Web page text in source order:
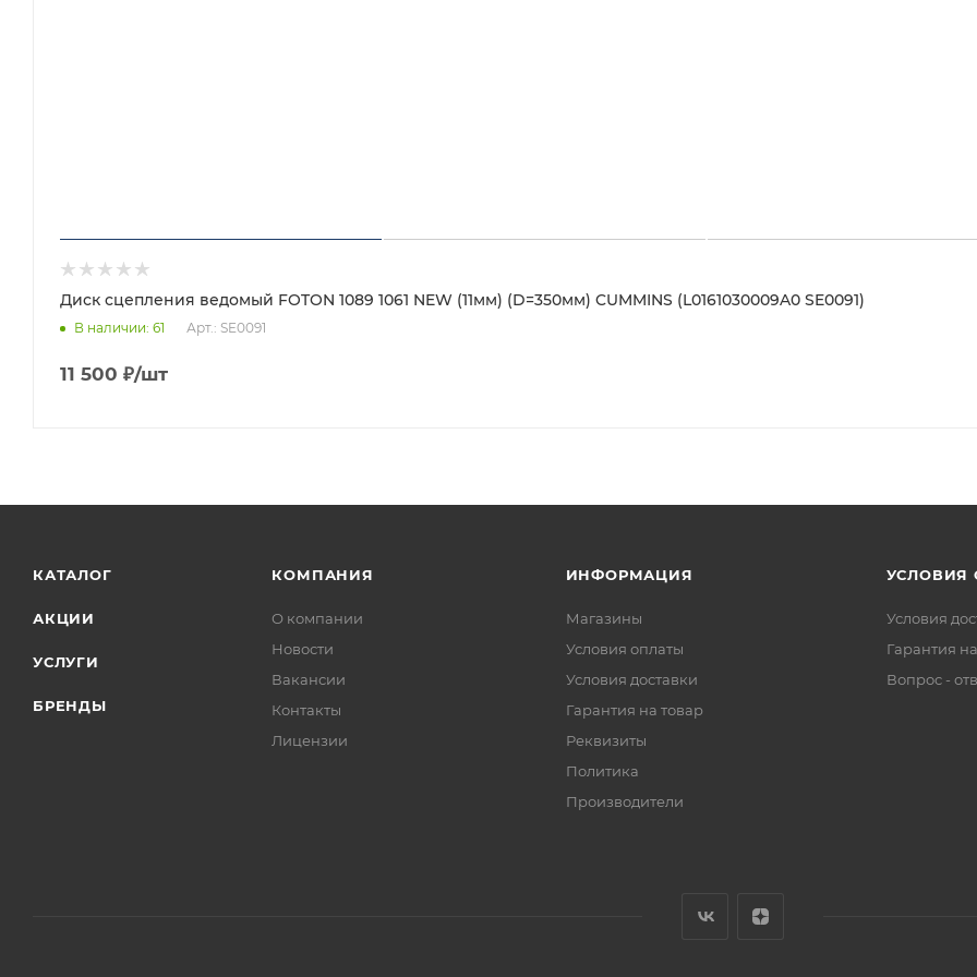
Диск сцепления ведомый FOTON 1089 1061 NEW (11мм) (D=350мм) CUMMINS (L0161030009A0 SE0091)
В наличии: 61 Арт.: SE0091
11 500 ₽/шт
КАТАЛОГ
АКЦИИ
УСЛУГИ
БРЕНДЫ
КОМПАНИЯ
О компании
Новости
Вакансии
Контакты
Лицензии
ИНФОРМАЦИЯ
Магазины
Условия оплаты
Условия доставки
Гарантия на товар
Реквизиты
Политика
Производители
УСЛОВИЯ
Условия
Гарантия
Вопрос -